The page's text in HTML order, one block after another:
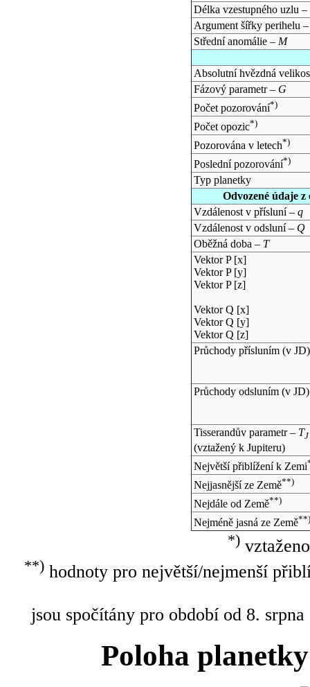
Délka vzestupného uzlu –
Argument šířky perihelu
Střední anomálie – M
Absolutní hvězdná
Fázový parametr – G
Počet pozorování*)
Počet opozic*)
Pozorována v letech*)
Poslední pozorování*)
Typ planetky
Odvozené údaje
Vzdálenost v přísluní – q
Vzdálenost v odsluní – Q
Oběžná doba – T
Vektor P [x]
Vektor P [y]
Vektor P [z]
Vektor Q [x]
Vektor Q [y]
Vektor Q [z]
Průchody přísluním (v JD)
Průchody odsluním (v JD)
Tisserandův parametr – TJ
(vztažený k Jupiteru)
Největší přiblížení k Zemi
Nejjasnější ze Země**)
Nejdále od Země**)
Nejméně jasná ze Země**)
*)
**)hodnoty pro největší/nejmenší
jsou spočítány pro období od 8.
Poloha